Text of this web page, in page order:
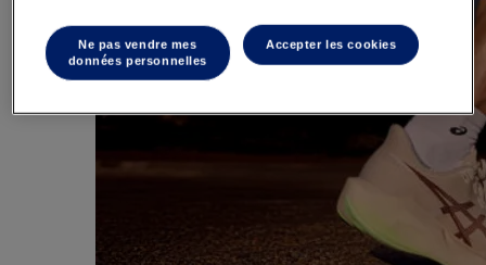
Ne pas vendre mes
données personnelles
Accepter les cookies